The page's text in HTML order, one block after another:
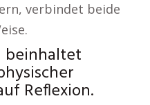
verbindet beide
beinhaltet
Reflexion.